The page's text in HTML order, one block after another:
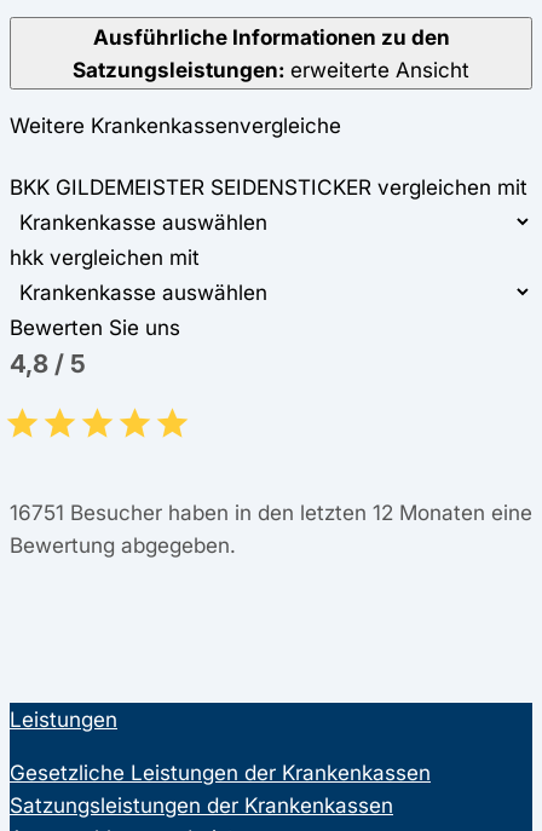
Ausführliche Informationen zu den
Satzungsleistungen: erweiterte Ansicht
Weitere Krankenkassenvergleiche
BKK GILDEMEISTER SEIDENSTICKER vergleichen mit
hkk vergleichen mit
Bewerten Sie uns
4,8 / 5
16751 Besucher haben in den letzten 12 Monaten eine
Bewertung abgegeben.
Leistungen
Gesetzliche Leistungen der Krankenkassen
Satzungsleistungen der Krankenkassen